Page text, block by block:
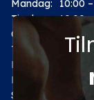
Mandag:
10:00
Tirsdag: 10:00 –
Onsdag:
10:00 –
Torsdag:
10:00
Fredag:
Lørdag:
10:00
Søndag: Lukket